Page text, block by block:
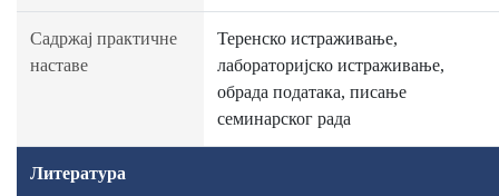
Садржај практичне
наставе
Теренско истраживање,
лабораторијско истраживање,
обрада података, писање
семинарског рада
Литература